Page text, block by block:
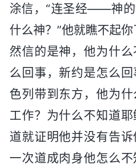
涂信，“连圣经——神
什么神？”他就瞧不起
然信的是神，他为什
么回事，新约是怎么
色列带到东方，他为
工作？为什么不知道
道就证明他并没有告
一次道成肉身他怎么